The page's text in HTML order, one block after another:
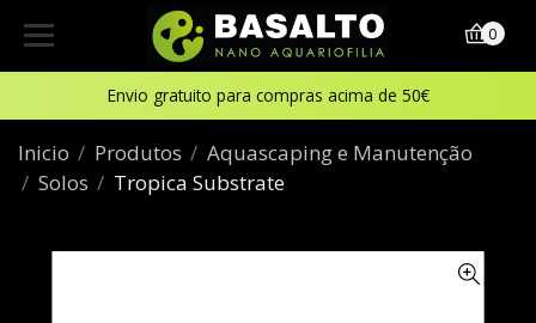
Envio gratuito para compras acima de 50€
0
Inicio Produtos
Aquascaping e Manutenção
Solos
Tropica Substrate